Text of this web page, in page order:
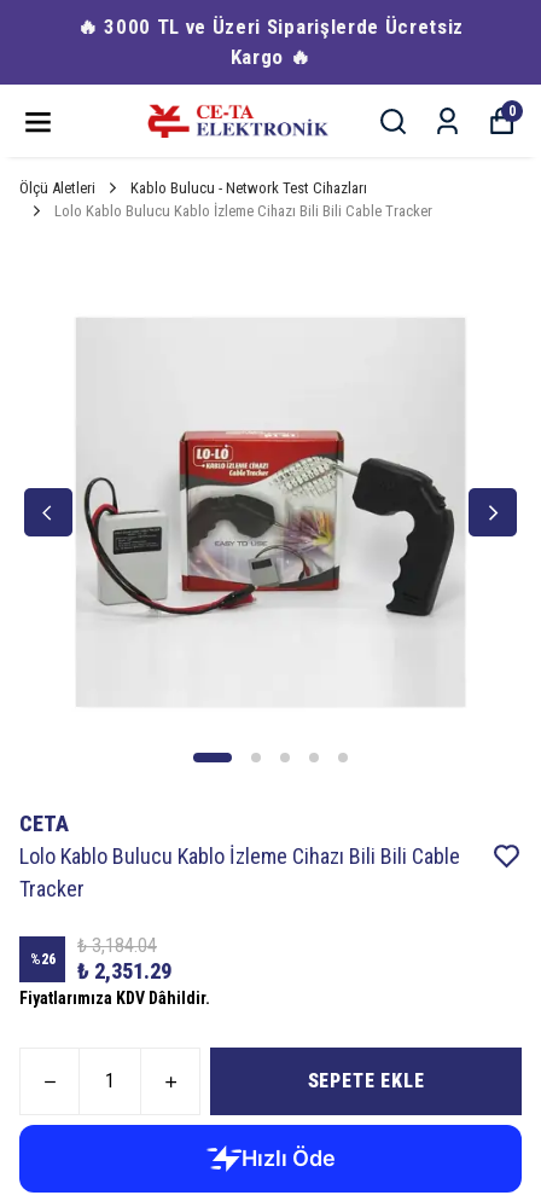
🔥 3000 TL ve Üzeri Siparişlerde Ücretsiz
Kargo 🔥
0
Ölçü Aletleri
Kablo Bulucu - Network Test Cihazları
Lolo Kablo Bulucu Kablo İzleme Cihazı Bili Bili Cable Tracker
CETA
Lolo Kablo Bulucu Kablo İzleme Cihazı Bili Bili Cable
Tracker
%26
₺ 3,184.04
₺ 2,351.29
Fiyatlarımıza KDV Dâhildir.
SEPETE EKLE